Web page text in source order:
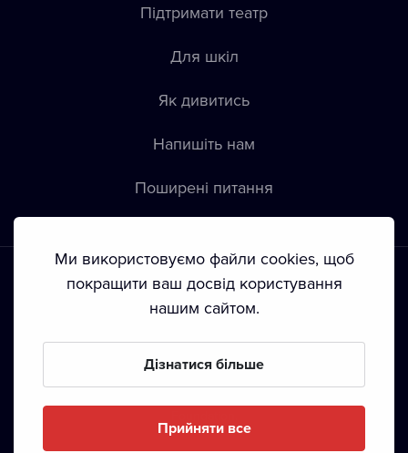
Підтримати театр
Для шкіл
Як дивитись
Напишіть нам
Пoширені питання
Положення й умови • Конфіденційність • Автoрські права
Ми використовуємо файли cookies, щоб
покращити ваш досвід користування
нашим сайтом.
Дізнатися більше
Прийняти все